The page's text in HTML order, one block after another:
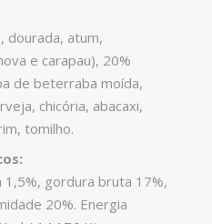
dourada, atum,
e carapau), 20%
de beterraba moída,
chicória, abacaxi,
tomilho.
gordura bruta 17%,
20%. Energia